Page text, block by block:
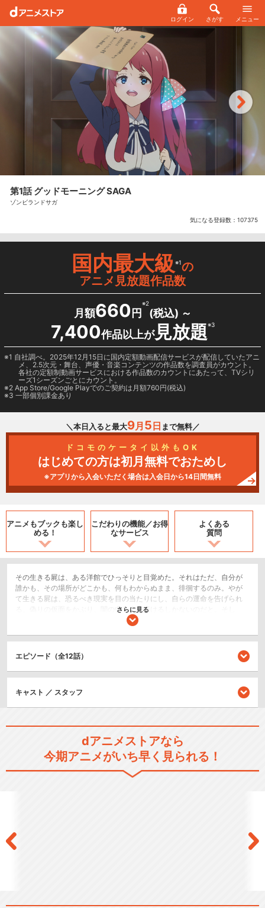
ログイン さがす メニュー
第1話 グッドモーニング SAGA
ゾンビランドサガ
気になる登録数： 107375
国内最大級※1の
アニメ見放題作品数
月額660 円
※2
(税込) ～
7,400作品以上が見放題※3
1 自社調べ。2025年12月15日に国内定額動画配信サービスが配信していたアニ
メ、2.5次元・舞台、声優・音楽コンテンツの作品数を調査員がカウント。
各社の定額制動画サービスにおける作品数のカウントにあたって、TVシリ
ーズ1シーズンごとにカウント。
2 App Store/Google Playでのご契約は月額760円(税込)
3 一部個別課金あり
＼本日入ると最大9月 5 日 まで無料／
ドコモのケータイ以外もOK
はじめての方は初月無料でおためし
※アプリから入会いただく場合は入会日から14日間無料
アニメもブックも楽し
める！
こだわりの機能／お得
なサービス
よくある
質問
その生きる屍は、ある洋館でひっそりと目覚めた。それはただ、自分が
誰かも、その場所がどこかも、何もわからぬまま、徘徊するのみ。やが
て生きる屍は、恐るべき現実を目の当たりにし、自らの運命を告げられ
る。偽りの仮面をかぶり、闇の中を歩き続けるしかないのだと。そし
て、生きる屍に天からの光が差した時、人々は聞くだろう。狂乱の中に
より
ホラー/サスペンス/推理
コメディ/ギャグ
ゾンビランドサガ リベンジ
さらに見る
エピソード（全12話）
キャスト ／ スタッフ
dアニメストアなら
今期アニメがいち早く見られる！